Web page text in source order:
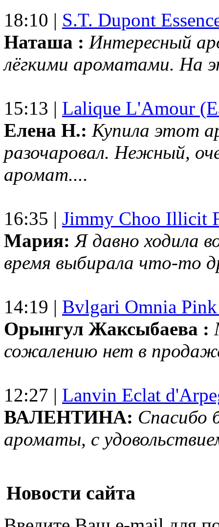
18:10 | S.T. Dupont
Наташа : Интересный
лёгкими ароматами. На
15:13 | Lalique L'Amour
Елена Н.: Купила этот
разочаровал. Нежный,
аромат....
16:35 | Jimmy Choo Illicit
Мария: Я давно ходила
время выбирала что-то
14:19 | Bvlgari Omnia
Орынгул Жаксыбаева :
сожалению нет в
12:27 | Lanvin Eclat
ВАЛЕНТИНА: Спасибо
ароматы, с
Новости сайта